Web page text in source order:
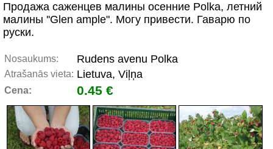
Продажа саженцев малины осенние Polka, летний
малины ''Glen ample". Могу привести. Гаварю по
руски.
Nosaukums: Rudens avenu Polka
Atrašanās vieta: Lietuva, Viļņa
Cena: 0.45 €